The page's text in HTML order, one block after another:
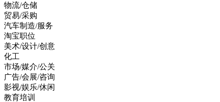
物流/仓储
贸易/采购
汽车制造/服务
淘宝职位
美术/设计/创意
化工
市场/媒介/公关
广告/会展/咨询
影视/娱乐/休闲
教育培训